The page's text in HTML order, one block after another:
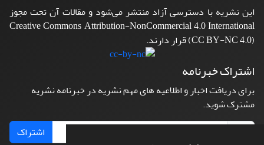
این نشریه با دسترسی آزاد منتشر می‌شود و مقالات آن تحت مجوز
Creative Commons Attribution-NonCommercial 4.0 International
(CC BY-NC 4.0) قرار دارند.
اشتراک خبرنامه
برای دریافت اخبار و اطلاعیه های مهم نشریه در خبرنامه نشریه
مشترک شوید.
اشتراک